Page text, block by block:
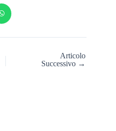
Articolo
Successivo →